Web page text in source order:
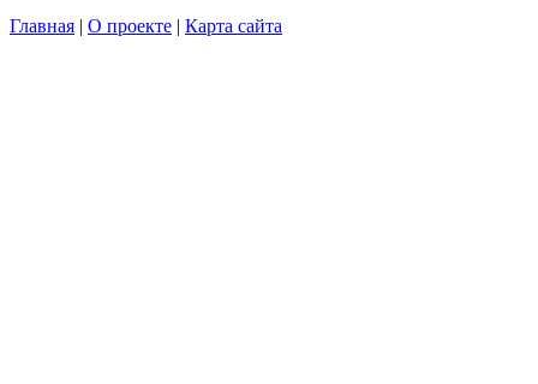
Главная | О проекте | Карта сайта